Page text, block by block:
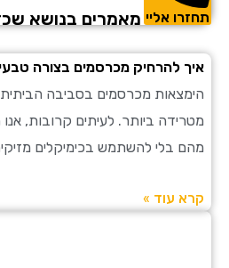
תחזרו אליי מאמרים בנושא
איך להרחיק מכרסמים בצורה
הימצאות מכרסמים בסביבה הביתית
מטרידה ביותר. לעיתים קרובות,
מהם בלי להשתמש בכימיקלים
קרא עוד »